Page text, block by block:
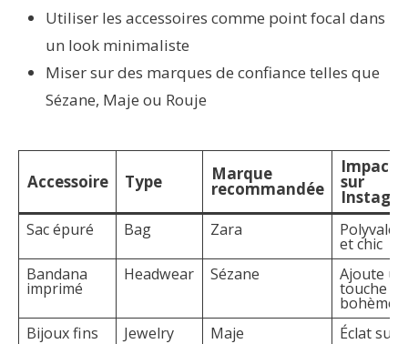
Utiliser les accessoires comme point focal dans
un look minimaliste
Miser sur des marques de confiance telles que
Sézane, Maje ou Rouje
Accessoire Type Marque
recommandée
Impact
sur
Sac épuré Bag Zara
et chic
Bandana
imprimé
Headwear Sézane Ajoute
touche
bohème
Bijoux fins
Jewelry Maje
Éclat